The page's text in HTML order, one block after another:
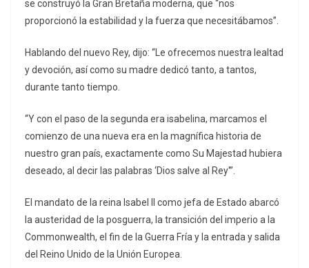
se construyó la Gran Bretaña moderna, que “nos
proporcionó la estabilidad y la fuerza que necesitábamos”.
Hablando del nuevo Rey, dijo: “Le ofrecemos nuestra lealtad
y devoción, así como su madre dedicó tanto, a tantos,
durante tanto tiempo.
“Y con el paso de la segunda era isabelina, marcamos el
comienzo de una nueva era en la magnífica historia de
nuestro gran país, exactamente como Su Majestad hubiera
deseado, al decir las palabras ‘Dios salve al Rey'”.
El mandato de la reina Isabel II como jefa de Estado abarcó
la austeridad de la posguerra, la transición del imperio a la
Commonwealth, el fin de la Guerra Fría y la entrada y salida
del Reino Unido de la Unión Europea.